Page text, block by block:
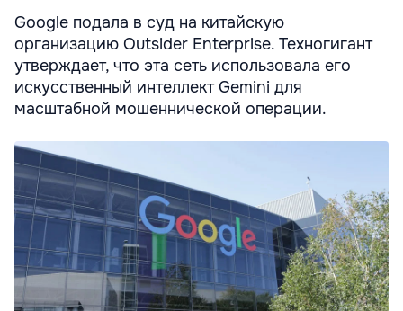
Google подала в суд на китайскую
организацию Outsider Enterprise. Техногигант
утверждает, что эта сеть использовала его
искусственный интеллект Gemini для
масштабной мошеннической операции.